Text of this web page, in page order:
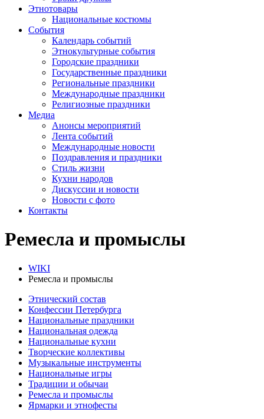
Этнотовары
Национальные костюмы
События
Календарь событий
Этнокультурные события
Городские праздники
Государственные праздники
Региональные праздники
Международные праздники
Религиозные праздники
Медиа
Анонсы мероприятий
Лента событий
Международные новости
Поздравления и праздники
Cтиль жизни
Кухни народов
Дискуссии и новости
Новости с фото
Контакты
Ремесла и промыслы
WIKI
Ремесла и промыслы
Этнический состав
Конфессии Петербурга
Национальные праздники
Национальная одежда
Национальные кухни
Творческие коллективы
Музыкальные инструменты
Национальные игры
Традиции и обычаи
Ремесла и промыслы
Ярмарки и этнофесты